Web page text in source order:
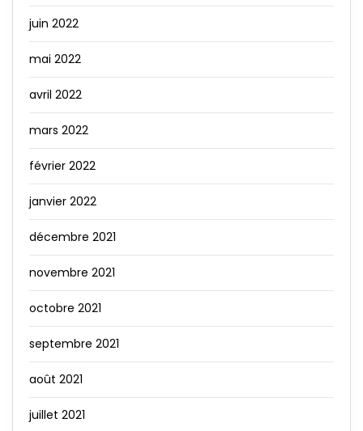
juin 2022
mai 2022
avril 2022
mars 2022
février 2022
janvier 2022
décembre 2021
novembre 2021
octobre 2021
septembre 2021
août 2021
juillet 2021